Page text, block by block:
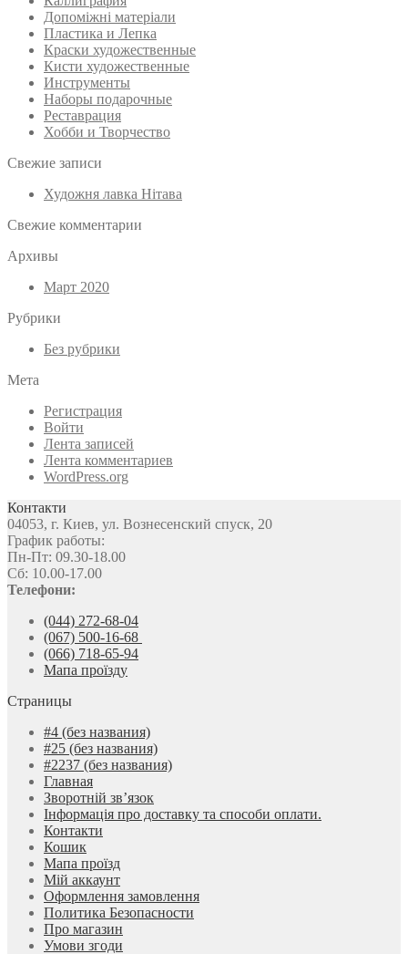
Допоміжні матеріали
Пластика и Лепка
Краски художественные
Кисти художественные
Инструменты
Наборы подарочные
Реставрация
Хобби и Творчество
Свежие записи
Художня лавка Нітава
Свежие комментарии
Архивы
Март 2020
Рубрики
Без рубрики
Мета
Регистрация
Войти
Лента записей
Лента комментариев
WordPress.org
Контакти
04053, г. Киев, ул. Вознесенский спуск, 20
График работы:
Пн-Пт: 09.30-18.00
Сб: 10.00-17.00
Телефони:
(044) 272-68-04
(067) 500-16-68
(066) 718-65-94
Мапа проїзду
Страницы
#4 (без названия)
#25 (без названия)
#2237 (без названия)
Главная
Зворотній зв’язок
Інформація про доставку та способи оплати.
Контакти
Кошик
Мапа проїзд
Мій аккаунт
Оформлення замовлення
Политика Безопасности
Про магазин
Умови згоди